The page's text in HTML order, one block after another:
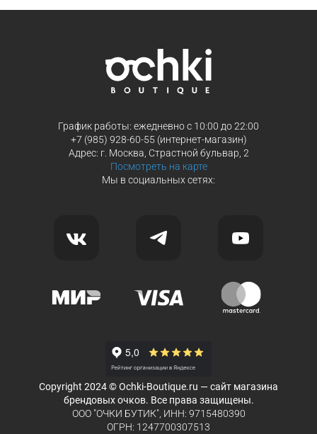
График работы: ежедневно с 10:00 до 22:00
+7 (985) 928-60-55 (интернет-магазин)
Адрес: г. Москва, Страстной бульвар, 2
Посмотреть на карте
Мы в социальных сетях:
Copyright 2024 © Ochki-Boutique.ru — сайт магазина
брендовых очков. Все права защищены.
ООО "ОЧКИ БУТИК", ИНН: 9715480390
ОГРН: 1247700307513